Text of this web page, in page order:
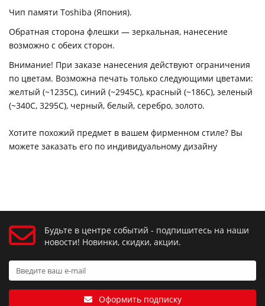
Чип памяти Toshiba (Япония).
Обратная сторона флешки — зеркальная, нанесение
возможно с обеих сторон.
Внимание! При заказе нанесения действуют ограничения
по цветам. Возможна печать только следующими цветами:
желтый (~1235C), синий (~2945C), красный (~186С), зеленый
(~340C, 3295C), черный, белый, серебро, золото.
Хотите похожий предмет в вашем фирменном стиле? Вы
можете заказать его по индивидуальному дизайну
Будьте в центре событий - подпишитесь на наши
новости! Новинки, скидки, акции.
Оформить подписку